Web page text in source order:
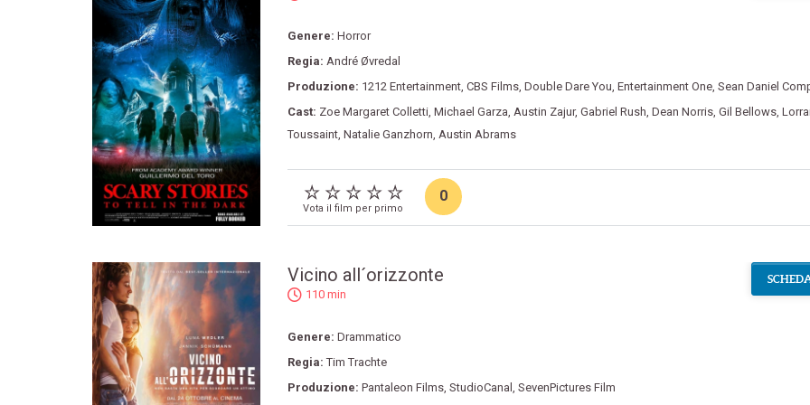
Genere: Horror
Regia: André Øvredal
Produzione: 1212 Entertainment, CBS Films, Double Dare You, Entertainment One, Sean Daniel
Cast: Zoe Margaret Colletti, Michael Garza, Austin Zajur, Gabriel Rush, Dean Norris, Gil Bellows,
Toussaint, Natalie Ganzhorn, Austin Abrams
Vota il film per primo
0
Vicino all´orizzonte
110 min
Genere: Drammatico
Regia:Tim Trachte
Produzione: Pantaleon Films, StudioCanal , SevenPictures Film